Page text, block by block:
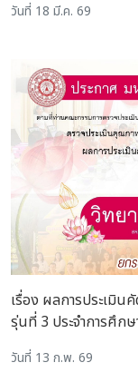
วันที่ 18 มี.ค. 69
เรื่อง ผลการประเมิ
รุ่นที่ 3 ประจำการศึก
วันที่ 13 ก.พ. 69